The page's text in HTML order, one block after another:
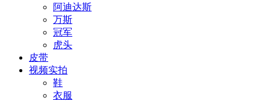
阿迪达斯
万斯
冠军
虎头
皮带
视频实拍
鞋
衣服